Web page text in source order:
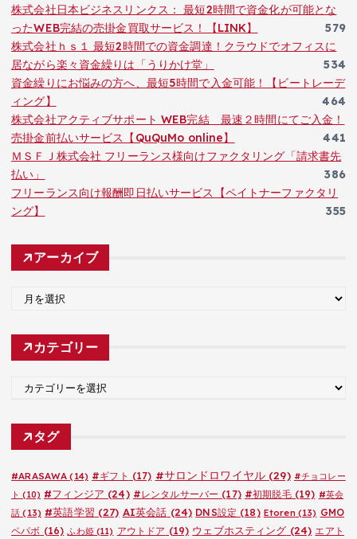
株式会社日本ビジネスリンクス： 最短2時間で資金化が可能とな
ったWEB完結の売掛金買取サービス！【LINK】
579
株式会社ｈｓ１ 最短2時間での資金調達！クラウドでオフィスに
居ながら楽々資金繰りは「うりかけ堂」
534
資金繰りにお悩みの方へ、最短5時間で入金可能！【ビートレーデ
ィング】
464
株式会社アクティブサポート WEB完結 最速２時間にてご入金！
売掛金前払いサービス【QuQuMo online】
441
ＭＳＦＪ株式会社 フリーランス様向けファクタリング「請求書先
払い」
386
フリーランス向け報酬即日払いサービス【ペイトナーファクタリ
ング】
355
アーカイブ
カ
カテゴリー
ゴ
タグ
#ARASAWA (14) #ギフト (17) #サロンドロワイヤル(29) #チョコレー
ト (10) #フィンジア (24) #レンタルサーバー (17) #初期脱毛(19) #英会
話 (13) #英語学習 (27) AI英会話 (24) DNS設定 (18) Etoren(13) GMO
ペパボ (16) ふわ姫(11) アウトドア (19) ウェブホスティング (24) エアト